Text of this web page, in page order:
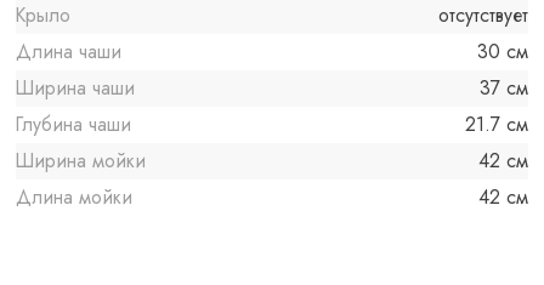
Крыло
отсутствует
Длина чаши
30 см
Ширина чаши
37 см
Глубина чаши
21.7 см
Ширина мойки
42 см
Длина мойки
42 см